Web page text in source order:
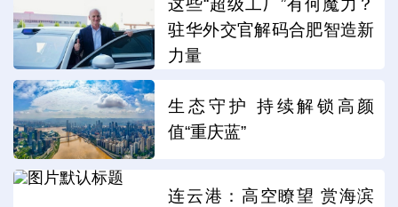
这些“超级工厂”有何魔力？
驻华外交官解码合肥智造新
力量
生态守护 持续解锁高颜
值“重庆蓝”
连云港：高空瞭望 赏海滨